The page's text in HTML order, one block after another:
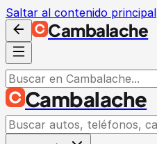
Saltar al contenido principal
Cambalache
Cambalache